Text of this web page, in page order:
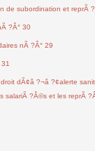
de subordination et reprÃ
?Â° 30
nÃ ?Â° 29
dÃ¢â ?¬â ?¢alerte
salariÃ ?Â©s et les reprÃ